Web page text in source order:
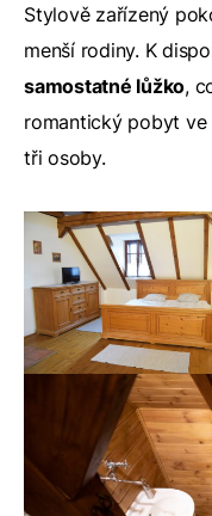
Stylově zařízený
menší rodiny. K
samostatné lůžko,
romantický pobyt
tři osoby.